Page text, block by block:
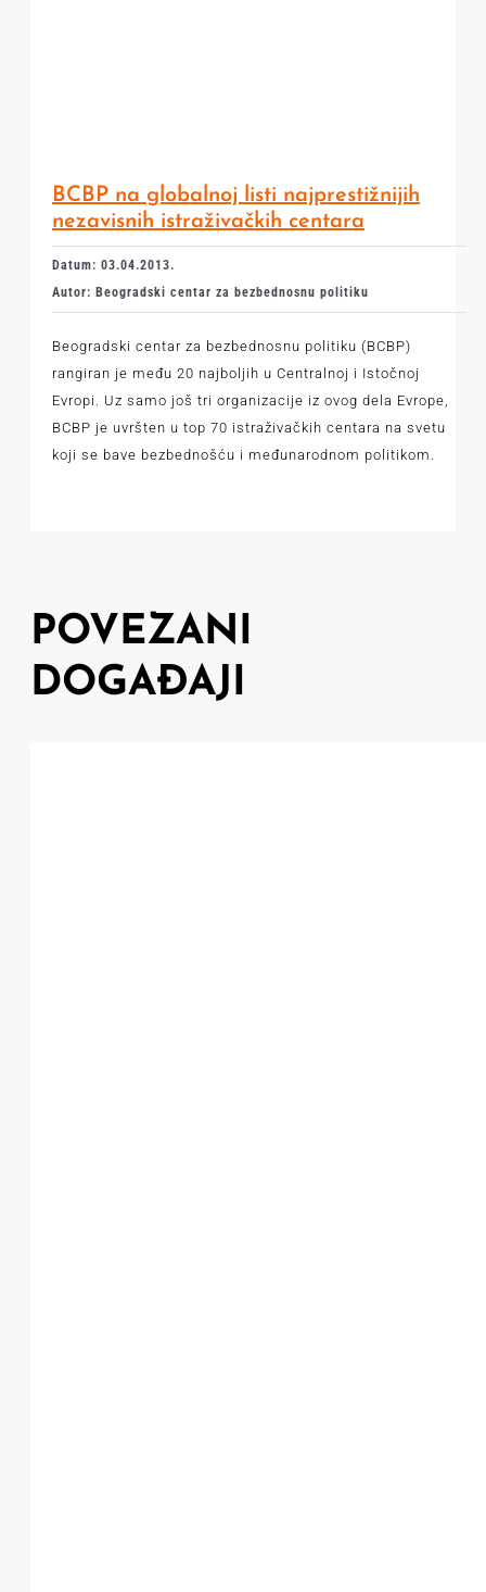
BCBP na globalnoj listi najprestižnijih
nezavisnih istraživačkih centara
Datum: 03.04.2013.
Autor: Beogradski centar za bezbednosnu politiku
Beogradski centar za bezbednosnu politiku (BCBP)
rangiran je među 20 najboljih u Centralnoj i Istočnoj
Evropi. Uz samo još tri organizacije iz ovog dela Evrope,
BCBP je uvršten u top 70 istraživačkih centara na svetu
koji se bave bezbednošću i međunarodnom politikom.
POVEZANI
DOGAĐAJI